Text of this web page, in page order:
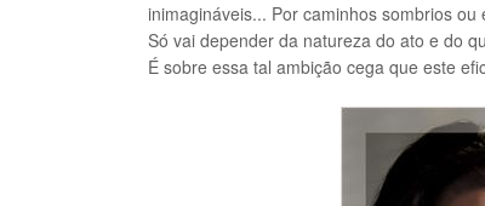
inimagináveis... Por caminhos sombrios ou
Só vai depender da natureza do ato e do
É sobre essa tal ambição cega que este